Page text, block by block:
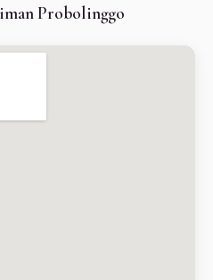
Probolinggo